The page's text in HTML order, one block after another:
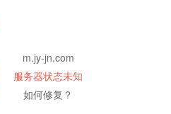
m.jy-jn.com
服务器状态未知
如何修复？